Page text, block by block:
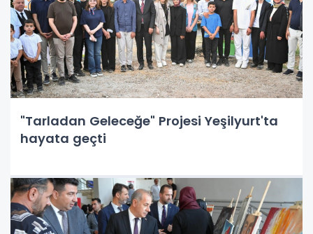
"Tarladan Geleceğe" Projesi Yeşilyurt'ta
hayata geçti